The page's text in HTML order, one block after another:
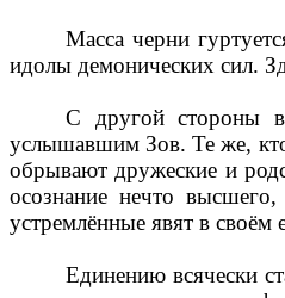
Масса черни
идолы демонических сил.
С другой стороны
услышавшим Зов. Те же, кто
обрывают дружеские и
осознание нечто
устремлённые явят в
Единению всячески